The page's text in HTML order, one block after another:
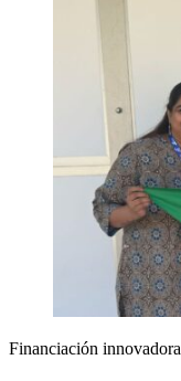
Financiación innovadora